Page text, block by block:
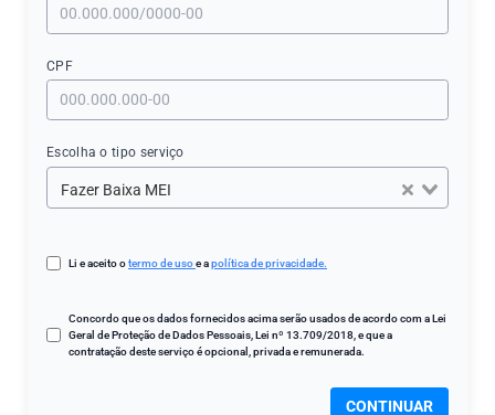
CPF
Escolha o tipo serviço
Fazer Baixa MEI
Li e aceito otermo de usoe apolítica de privacidade.
Concordo que os dados fornecidos acima serão usados de acordo com a Lei
Geral de Proteção de Dados Pessoais, Lei nº 13.709/2018, e que a
contratação deste serviço é opcional, privada e remunerada.
CONTINUAR